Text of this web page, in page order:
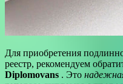
Для приобретения
реестр, рекомендуем
Diplomovans . Это